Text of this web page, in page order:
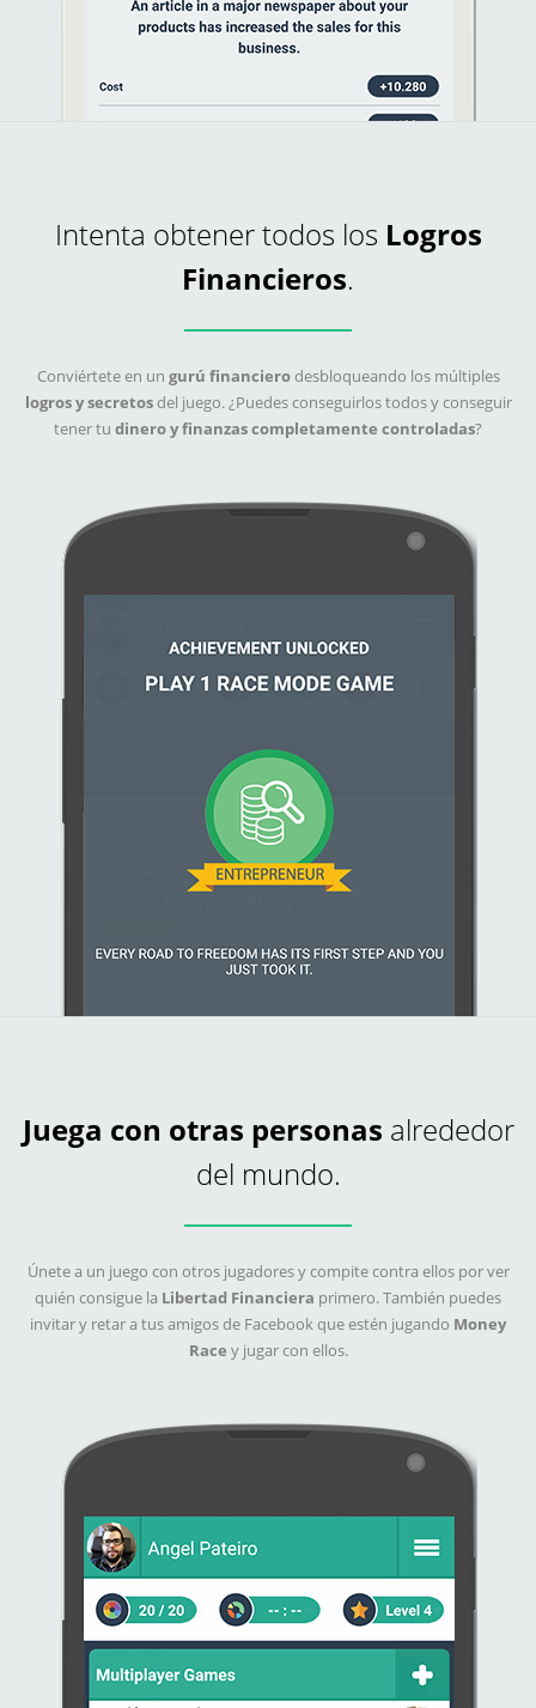
Intenta obtener todos los Logros
Financieros.
Conviértete en un gurú financierodesbloqueando los múltiples
logros y secretosdel juego. ¿Puedes conseguirlos todos y conseguir
tener tu dinero y finanzas completamente controladas?
Juega con otras personas alrededor
del mundo.
Únete a un juego con otros jugadores y compite contra ellos por ver
quién consigue la Libertad Financiera primero. También puedes
invitar y retar a tus amigos de Facebook que estén jugando Money
Race y jugar con ellos.